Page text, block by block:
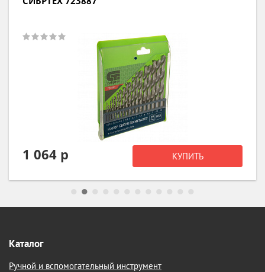
1 064 р КУПИТЬ
Каталог
Ручной и вспомогательный инструмент